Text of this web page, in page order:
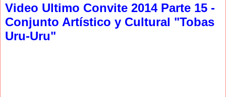
Video Ultimo Convite 2014 Parte 15 -
Conjunto Artístico y Cultural "Tobas
Uru-Uru"